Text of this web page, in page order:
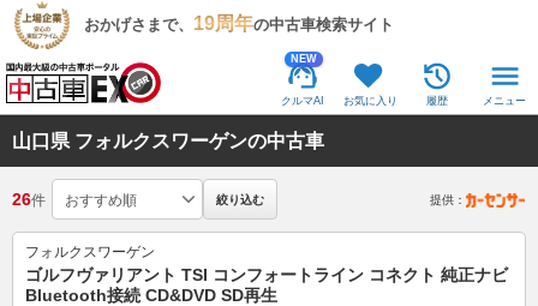
おかげさまで、 19周年の中古車検索サイト
NEW
クルマAI お気に入り 履歴 メニュー
山口県 フォルクスワーゲンの中古車
26件 絞り込む 提供：
フォルクスワーゲン
ゴルフヴァリアント TSI コンフォートライン コネクト 純正ナビ
Bluetooth接続 CD&DVD SD再生